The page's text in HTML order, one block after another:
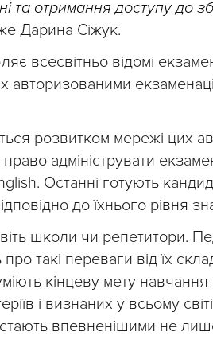
та отримання доступу до
Дарина Сіжук.
всесвітньо відомі
авторизованими
розвитком мережі цих
адмініструвати
Останні готують
до їхнього рівня
школи чи репетитори.
такі переваги від їх
кінцеву мету навчання
і визнаних у всьому
впевненішими не